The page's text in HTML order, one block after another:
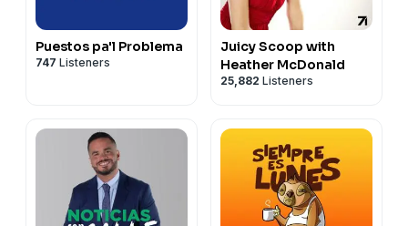
Puestos pa'l Problema
747 Listeners
Juicy Scoop with
Heather McDonald
25,882 Listeners